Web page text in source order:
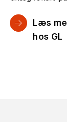
Læs
hos GL